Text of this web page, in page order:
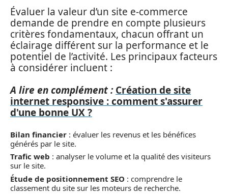
Évaluer la valeur d’un site e-commerce
demande de prendre en compte plusieurs
critères fondamentaux, chacun offrant un
éclairage différent sur la performance et le
potentiel de l’activité. Les principaux facteurs
à considérer incluent :
A lire en complément : Création de site
internet responsive : comment s'assurer
d'une bonne UX ?
Bilan financier : évaluer les revenus et les bénéfices
générés par le site.
Trafic web : analyser le volume et la qualité des visiteurs
sur le site.
Étude de positionnement SEO : comprendre le
classement du site sur les moteurs de recherche.